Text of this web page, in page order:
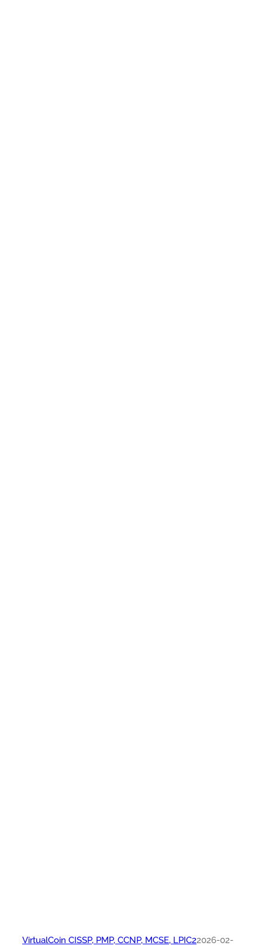
VirtualCoin CISSP, PMP, CCNP, MCSE, LPIC22026-02-